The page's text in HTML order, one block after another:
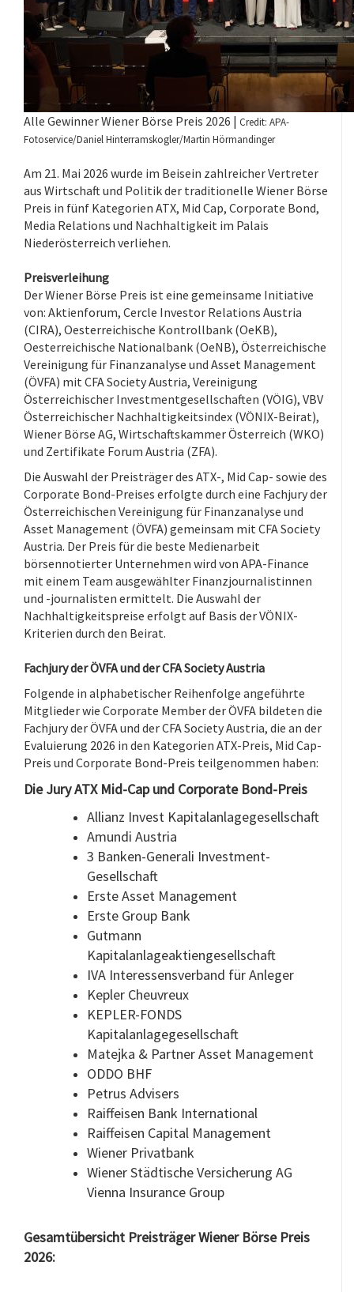
Alle Gewinner Wiener Börse Preis 2026 | Credit: APA-
Fotoservice/Daniel Hinterramskogler/Martin Hörmandinger
Am 21. Mai 2026 wurde im Beisein zahlreicher Vertreter
aus Wirtschaft und Politik der traditionelle Wiener Börse
Preis in fünf Kategorien ATX, Mid Cap, Corporate Bond,
Media Relations und Nachhaltigkeit im Palais
Niederösterreich verliehen.
Preisverleihung
Der Wiener Börse Preis ist eine gemeinsame Initiative
von: Aktienforum, Cercle Investor Relations Austria
(CIRA), Oesterreichische Kontrollbank (OeKB),
Oesterreichische Nationalbank (OeNB), Österreichische
Vereinigung für Finanzanalyse und Asset Management
(ÖVFA) mit CFA Society Austria, Vereinigung
Österreichischer Investmentgesellschaften (VÖIG), VBV
Österreichischer Nachhaltigkeitsindex (VÖNIX-Beirat),
Wiener Börse AG, Wirtschaftskammer Österreich (WKO)
und Zertifikate Forum Austria (ZFA).
Die Auswahl der Preisträger des ATX-, Mid Cap- sowie des
Corporate Bond-Preises erfolgte durch eine Fachjury der
Österreichischen Vereinigung für Finanzanalyse und
Asset Management (ÖVFA) gemeinsam mit CFA Society
Austria. Der Preis für die beste Medienarbeit
börsennotierter Unternehmen wird von APA-Finance
mit einem Team ausgewählter Finanzjournalistinnen
und -journalisten ermittelt. Die Auswahl der
Nachhaltigkeitspreise erfolgt auf Basis der VÖNIX-
Kriterien durch den Beirat.
Fachjury der ÖVFA und der CFA Society Austria
Folgende in alphabetischer Reihenfolge angeführte
Mitglieder wie Corporate Member der ÖVFA bildeten die
Fachjury der ÖVFA und der CFA Society Austria, die an der
Evaluierung 2026 in den Kategorien ATX-Preis, Mid Cap-
Preis und Corporate Bond-Preis teilgenommen haben:
Die Jury ATX Mid-Cap und Corporate Bond-Preis
Allianz Invest Kapitalanlagegesellschaft
Amundi Austria
3 Banken-Generali Investment-
Gesellschaft
Erste Asset Management
Erste Group Bank
Gutmann
Kapitalanlageaktiengesellschaft
IVA Interessensverband für Anleger
Kepler Cheuvreux
KEPLER-FONDS
Kapitalanlagegesellschaft
Matejka & Partner Asset Management
ODDO BHF
Petrus Advisers
Raiffeisen Bank International
Raiffeisen Capital Management
Wiener Privatbank
Wiener Städtische Versicherung AG
Vienna Insurance Group
Gesamtübersicht Preisträger Wiener Börse Preis
2026: